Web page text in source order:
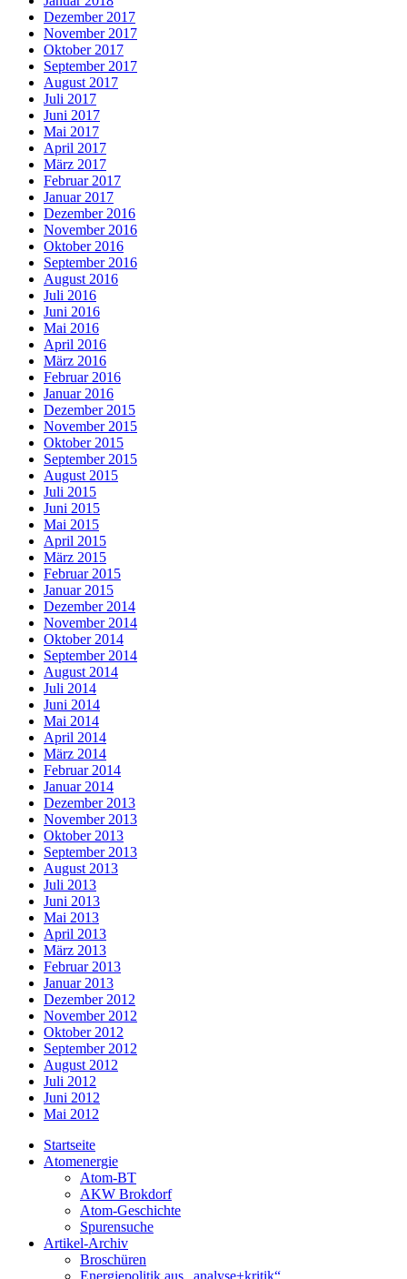
Dezember 2017
November 2017
Oktober 2017
September 2017
August 2017
Juli 2017
Juni 2017
Mai 2017
April 2017
März 2017
Februar 2017
Januar 2017
Dezember 2016
November 2016
Oktober 2016
September 2016
August 2016
Juli 2016
Juni 2016
Mai 2016
April 2016
März 2016
Februar 2016
Januar 2016
Dezember 2015
November 2015
Oktober 2015
September 2015
August 2015
Juli 2015
Juni 2015
Mai 2015
April 2015
März 2015
Februar 2015
Januar 2015
Dezember 2014
November 2014
Oktober 2014
September 2014
August 2014
Juli 2014
Juni 2014
Mai 2014
April 2014
März 2014
Februar 2014
Januar 2014
Dezember 2013
November 2013
Oktober 2013
September 2013
August 2013
Juli 2013
Juni 2013
Mai 2013
April 2013
März 2013
Februar 2013
Januar 2013
Dezember 2012
November 2012
Oktober 2012
September 2012
August 2012
Juli 2012
Juni 2012
Mai 2012
Startseite
Atomenergie
Atom-BT
AKW Brokdorf
Atom-Geschichte
Spurensuche
Artikel-Archiv
Broschüren